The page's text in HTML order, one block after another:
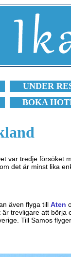
UNDER
BOKA
var tredje försöket
det är minst lika
även flyga till Aten
trevligare att börja
Till Samos